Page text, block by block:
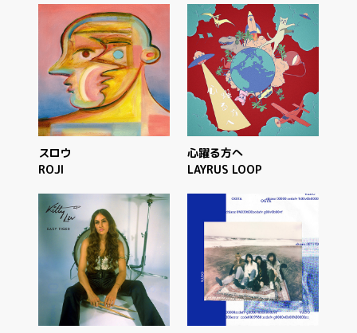
スロウ
ROJI
心躍る方へ
LAYRUS LOOP